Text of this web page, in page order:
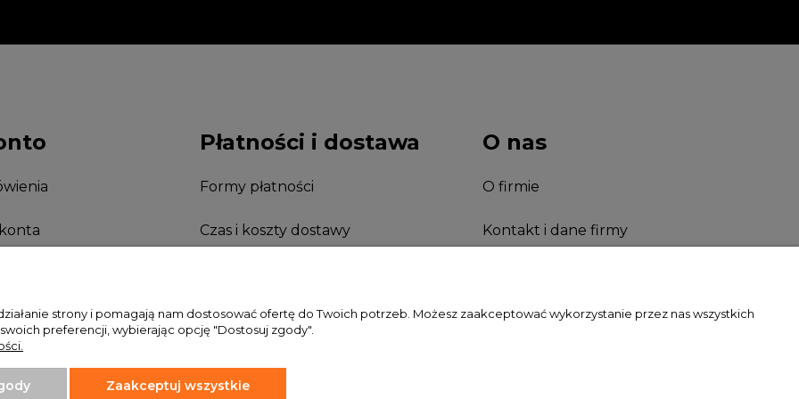
Płatności i dostawa
Formy płatności
Czas i koszty dostawy
O nas
O firmie
Kontakt i dane firmy
strony i pomagają nam dostosować ofertę do Twoich potrzeb. Możesz zaakceptować wykorzystanie przez nas wszystkich
preferencji, wybierając opcję "Dostosuj zgody".
Zaakceptuj wszystkie